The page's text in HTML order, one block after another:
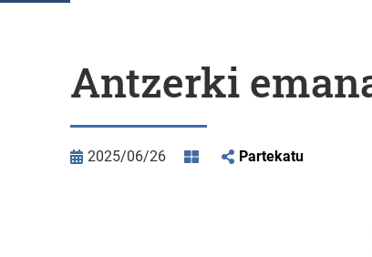
Antzerki
2025/06/26 Partekatu